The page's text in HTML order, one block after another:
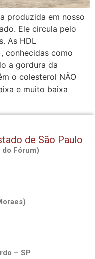
produzida em nosso
Ele circula pelo
As HDL
conhecidas como
a gordura da
o colesterol NÃO
e muito baixa
de São Paulo
do Fórum)
– SP